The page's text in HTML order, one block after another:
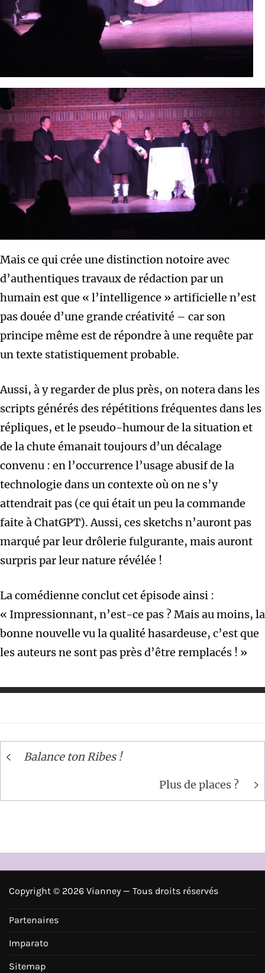
Mais ce qui crée une distinction notoire avec
d’authentiques travaux de rédaction par un
humain est que « l’intelligence » artificielle n’est
pas douée d’une grande créativité – car son
principe même est de répondre à une requête par
un texte statistiquement probable.
Aussi, à y regarder de plus près, on notera dans les
scripts générés des répétitions fréquentes dans les
répliques, et le pseudo-humour de la situation et
de la chute émanait toujours d’un décalage
convenu : en l’occurrence l’usage abusif de la
technologie dans un contexte où on ne s’y
attendrait pas (ce qui était un peu la commande
faite à ChatGPT). Aussi, ces sketchs n’auront pas
marqué par leur drôlerie fulgurante, mais auront
surpris par leur nature révélée !
La comédienne conclut cet épisode ainsi :
« Impressionnant, n’est-ce pas ? Mais au moins, la
bonne nouvelle vu la qualité hasardeuse, c’est que
les auteurs ne sont pas près d’être remplacés ! »
Navigation
Balance ton Ribes !
Plus de places ?
Copyright © 2026 Vianney — Tous droits réservés
Partenaires
Imparato
Sitemap